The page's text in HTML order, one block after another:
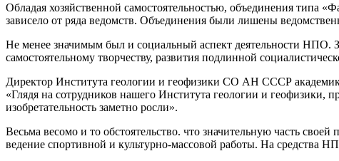
Обладая хозяйственной самостоятельностью, объединения типа
зависело от ряда ведомств. Объединения были лишены
Не менее значимым был и социальный аспект деятельности НПО.
самостоятельному творчеству, развития подлинной
Директор Института геологии и геофизики СО АН СССР
«Глядя на сотрудников нашего Института геологии и
изобретательность заметно росли».
Весьма весомо и то обстоятельство. что значительную часть
ведение спортивной и культурно-массовой работы. На средства